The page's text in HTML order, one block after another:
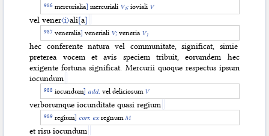
mercurialia] mercuriali V1;ioviali V
vel vener〈i〉ali[a]
veneralia] veneriali V;veneria V1
hec conferente natura vel communitate, significat, simie
preterea vocem et avis speciem tribuit, eorumdem hec
exigente fortuna significat. Mercurii quoque respectus ipsum
iocundum
iocundum] add. vel deliciosum V
verborumque iocunditate quasi regium
regium] corr. exregnumM
et risu iocundum